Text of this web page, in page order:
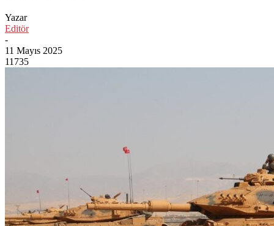
Yazar
Editör
-
11 Mayıs 2025
11735